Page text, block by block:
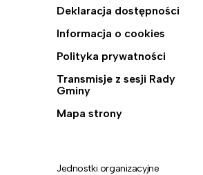
Deklaracja dostępności
Informacja o cookies
Polityka prywatności
Transmisje z sesji Rady
Gminy
Mapa strony
Jednostki organizacyjne